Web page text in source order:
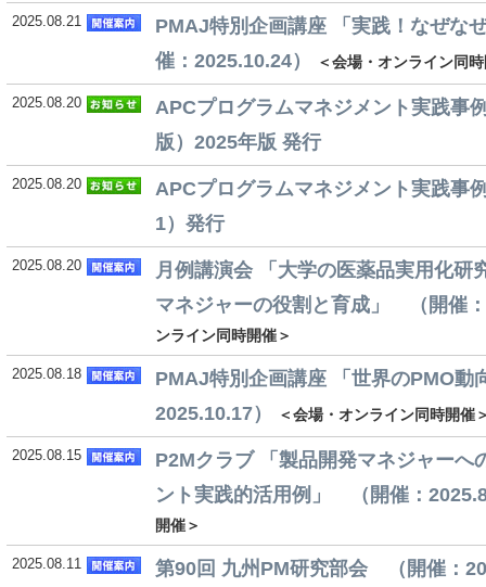
2025.08.21
PMAJ特別企画講座 「実践！なぜな
催：2025.10.24）
＜会場・オンライン同
2025.08.20
APCプログラムマネジメント実践事
版）2025年版 発行
2025.08.20
APCプログラムマネジメント実践
1）発行
2025.08.20
月例講演会 「大学の医薬品実用化研
マネジャーの役割と育成」 （開催
ンライン同時開催＞
2025.08.18
PMAJ特別企画講座 「世界のPMO
2025.10.17）
＜会場・オンライン同時開催
2025.08.15
P2Mクラブ 「製品開発マネジャーへ
ント実践的活用例」 （開催：
開催＞
2025.08.11 第90回 九州PM研究部会 （開催：